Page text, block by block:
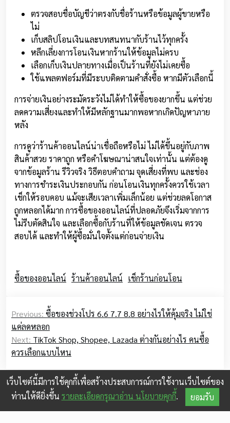
ตรวจสอบชื่อบัญชีว่าตรงกับชื่อร้านหรือข้อมูลผู้ขายหรือ
ไม่
เก็บสลิปโอนเงินและบทสนทนากับร้านไว้ทุกครั้ง
หลีกเลี่ยงการโอนเงินหากร้านให้ข้อมูลไม่ครบ
เลือกเก็บเงินปลายทางเมื่อเป็นร้านที่ยังไม่เคยซื้อ
ใช้แพลตฟอร์มที่มีระบบติดตามคำสั่งซื้อ หากมีตัวเลือกนี้
การจ่ายเงินอย่างระมัดระวังไม่ได้ทำให้ซื้อของยากขึ้น แต่ช่วย
ลดความเสี่ยงและทำให้มีหลักฐานมากพอหากเกิดปัญหาภาย
หลัง
การดูว่าร้านค้าออนไลน์น่าเชื่อถือหรือไม่ ไม่ได้ขึ้นอยู่กับภาพ
สินค้าสวย ราคาถูก หรือคำโฆษณาน่าสนใจเท่านั้น แต่ต้องดู
จากข้อมูลร้าน รีวิวจริง วิธีตอบคำถาม จุดเสี่ยงที่พบ และช่อง
ทางการชำระเงินประกอบกัน ก่อนโอนเงินทุกครั้งควรใช้เวลา
เช็กให้รอบคอบ แม้จะเสียเวลาเพิ่มเล็กน้อย แต่ช่วยลดโอกาส
ถูกหลอกได้มาก การซื้อของออนไลน์ที่ปลอดภัยจึงเริ่มจากการ
ไม่รีบตัดสินใจ และเลือกซื้อกับร้านที่ให้ข้อมูลชัดเจน ตรวจ
สอบได้ และทำให้ผู้ซื้อมั่นใจตั้งแต่ก่อนจ่ายเงิน
ซื้อของออนไลน์ ร้านค้าออนไลน์ เช็กร้านก่อนโอน
navigation
Previous: ซื้อของช่วงโปร 6.6 7.7 8.8 อย่างไรให้คุ้มจริง ไม่ใช่
แค่ลดหลอก
Next: TikTok Shop, Shopee, Lazada ต่างกันอย่างไร คนซื้อ
ควรเลือกแบบไหน
เว็บไซต์นี้มีการใช้คุกกี้เพื่อสร้างประสบการณ์การใช้งานเว็บไซต์ของ
ท่านให้ดียิ่งขึ้น รายละเอียดกรุณาอ่าน นโยบายคุกกี้. ยอมรับ